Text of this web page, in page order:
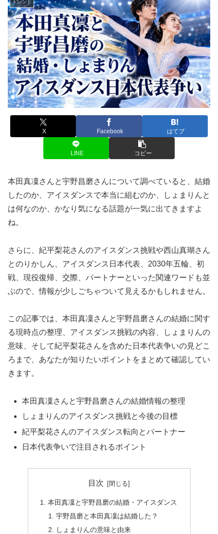
トレンド
X Facebook はてブ
LINE コピー
本田真凜さんと宇野昌磨さんについて調べていると、結婚
したのか、アイスダンスで本当に組むのか、しょまりんと
は何なのか、かなり気になる話題が一気に出てきますよ
ね。
さらに、紀平梨花さんのアイスダンス挑戦や西山真瑚さん
とのりかしん、アイスダンス日本代表、2030年五輪、初
戦、現役復帰、交際、パートナーといった関連ワードも並
ぶので、情報が少しごちゃついて見えるかもしれません。
この記事では、本田真凜さんと宇野昌磨さんの結婚に関す
る現時点の整理、アイスダンス挑戦の内容、しょまりんの
意味、そして紀平梨花さんを含めた日本代表争いの見どこ
ろまで、あなたが知りたいポイントをまとめて確認してい
きます。
本田真凜さんと宇野昌磨さんの結婚情報の整理
しょまりんのアイスダンス挑戦と今後の目標
紀平梨花さんのアイスダンス転向とパートナー
日本代表争いで注目されるポイント
目次
本田真凜と宇野昌磨の結婚・アイスダンス
宇野昌磨と本田真凜は結婚した？
しょまりんの意味と由来